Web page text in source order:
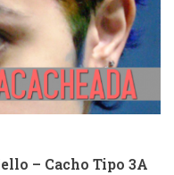
– Cacho Tipo 3A